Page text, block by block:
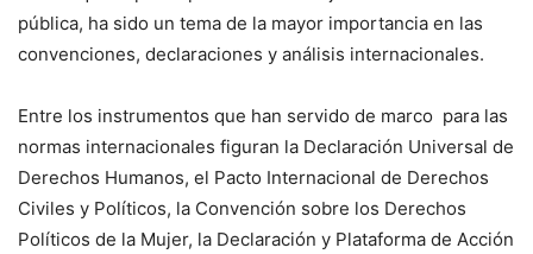
pública, ha sido un tema de la mayor importancia en las
convenciones, declaraciones y análisis internacionales.
Entre los instrumentos que han servido de marco para las
normas internacionales figuran la Declaración Universal de
Derechos Humanos, el Pacto Internacional de Derechos
Civiles y Políticos, la Convención sobre los Derechos
Políticos de la Mujer, la Declaración y Plataforma de Acción